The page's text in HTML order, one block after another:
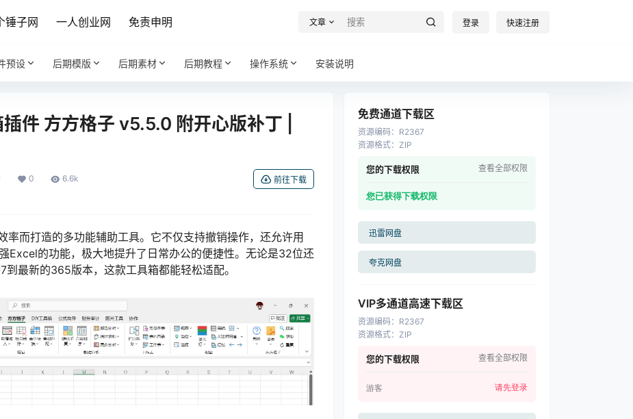
锤子网 一人创业网 免责申明 文章 登录 快速注册
预设 后期模版 后期素材 后期教程 操作系统 安装说明
件 方方格子 v5.5.0 附开心版补丁 |
0 6.6k 前往下载
而打造的多功能辅助工具。它不仅支持撤销操作，还允许用
Excel的功能，极大地提升了日常办公的便捷性。无论是32位还
最新的365版本，这款工具箱都能轻松适配。
免费通道下载区
资源编码： R2367
资源格式： ZIP
您的下载权限 查看全部权限
您已获得下载权限
迅雷网盘
夸克网盘
VIP多通道高速下载区
资源编码： R2367
资源格式： ZIP
您的下载权限 查看全部权限
游客 请先登录